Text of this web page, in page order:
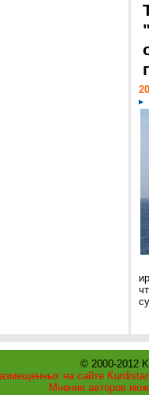
© 2000-2012
на сайте
Мнение авторов